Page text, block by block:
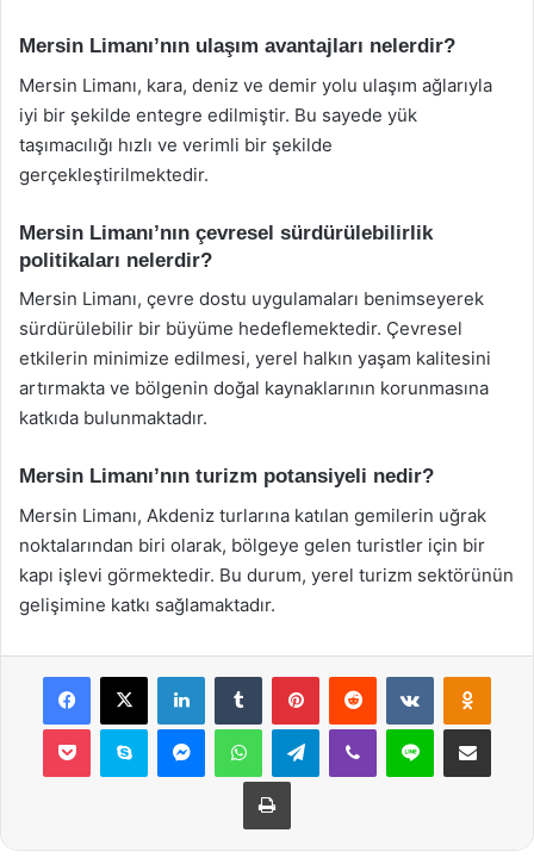
Mersin Limanı’nın ulaşım avantajları nelerdir?
Mersin Limanı, kara, deniz ve demir yolu ulaşım ağlarıyla
iyi bir şekilde entegre edilmiştir. Bu sayede yük
taşımacılığı hızlı ve verimli bir şekilde
gerçekleştirilmektedir.
Mersin Limanı’nın çevresel sürdürülebilirlik
politikaları nelerdir?
Mersin Limanı, çevre dostu uygulamaları benimseyerek
sürdürülebilir bir büyüme hedeflemektedir. Çevresel
etkilerin minimize edilmesi, yerel halkın yaşam kalitesini
artırmakta ve bölgenin doğal kaynaklarının korunmasına
katkıda bulunmaktadır.
Mersin Limanı’nın turizm potansiyeli nedir?
Mersin Limanı, Akdeniz turlarına katılan gemilerin uğrak
noktalarından biri olarak, bölgeye gelen turistler için bir
kapı işlevi görmektedir. Bu durum, yerel turizm sektörünün
gelişimine katkı sağlamaktadır.
Facebook
X LinkedInTumblr PinterestReddit VKontakte
Pocket Skype MessengerWhatsAppTelegramViber Line E-Posta ile
Yazdır